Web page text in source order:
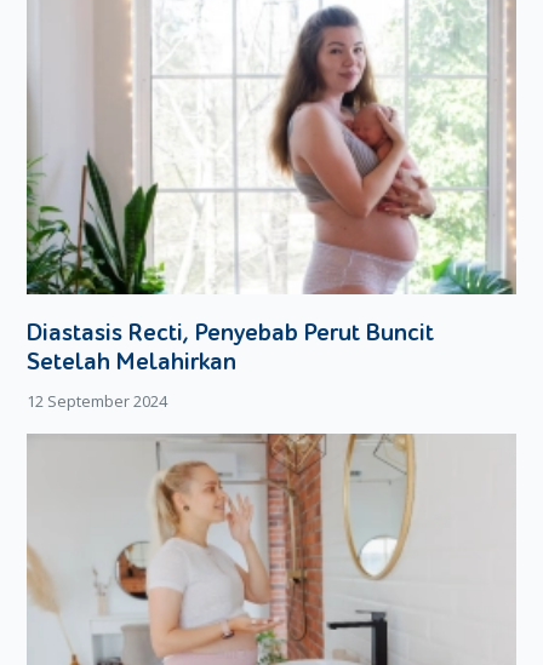
Diastasis Recti, Penyebab Perut Buncit
Setelah Melahirkan
12 September 2024